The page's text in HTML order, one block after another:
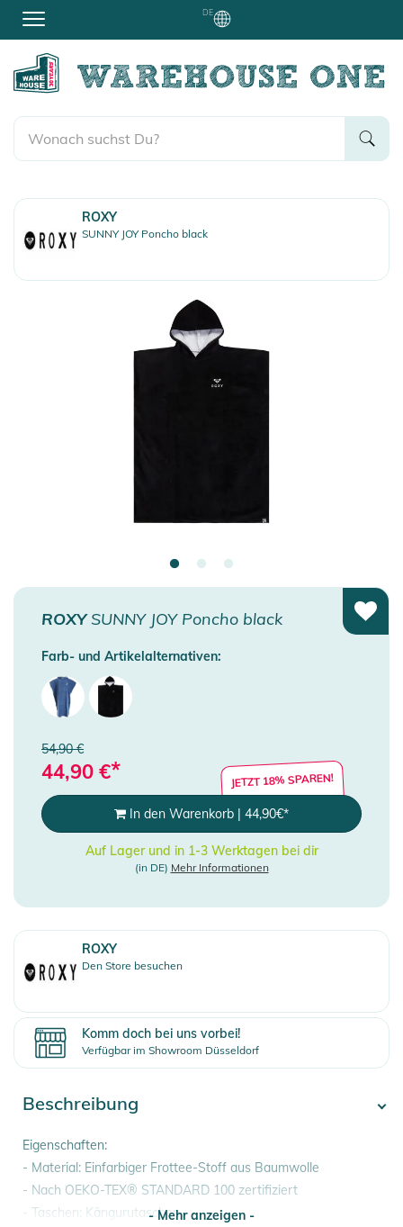
DE
ROXY
SUNNY JOY Poncho black
ROXYSUNNY JOY Poncho black
Farb- und Artikelalternativen:
54,90 €
44,90 €* JETZT 18% SPAREN!
In den Warenkorb | 44,90€*
Auf Lager und in 1-3 Werktagen bei dir
(in DE) Mehr Informationen
ROXY
Den Store besuchen
Komm doch bei uns vorbei!
Verfügbar im Showroom Düsseldorf
Beschreibung
Eigenschaften:
- Material: Einfarbiger Frottee-Stoff aus Baumwolle
- Nach OEKO-TEX® STANDARD 100 zertifiziert
- Taschen: Kängurutaschen- Mehr anzeigen -